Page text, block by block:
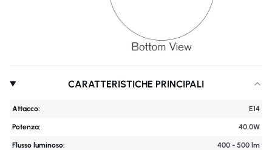
CARATTERISTICHE PRINCIPALI
Attacco: E14
Potenza: 40.0W
Flusso luminoso: 400 - 500 lm